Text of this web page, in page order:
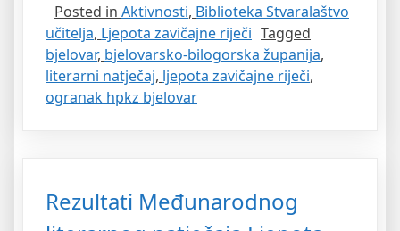
Posted in Aktivnosti, Biblioteka Stvaralaštvo
učitelja, Ljepota zavičajne riječi Tagged
bjelovar, bjelovarsko-bilogorska županija,
literarni natječaj, ljepota zavičajne riječi,
ogranak hpkz bjelovar
Rezultati Međunarodnog